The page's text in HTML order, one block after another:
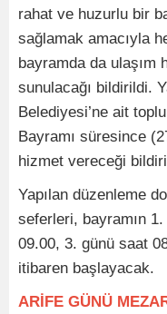
rahat ve huzurlu bir
sağlamak amacıyla
bayramda da
sunulacağı bildirildi.
Belediyesi’ne ait
Bayramı süresince
hizmet vereceği
Yapılan düzenleme
seferleri, bayramın
09.00, 3. günü saat
itibaren başlayacak.
ARİFE GÜNÜ